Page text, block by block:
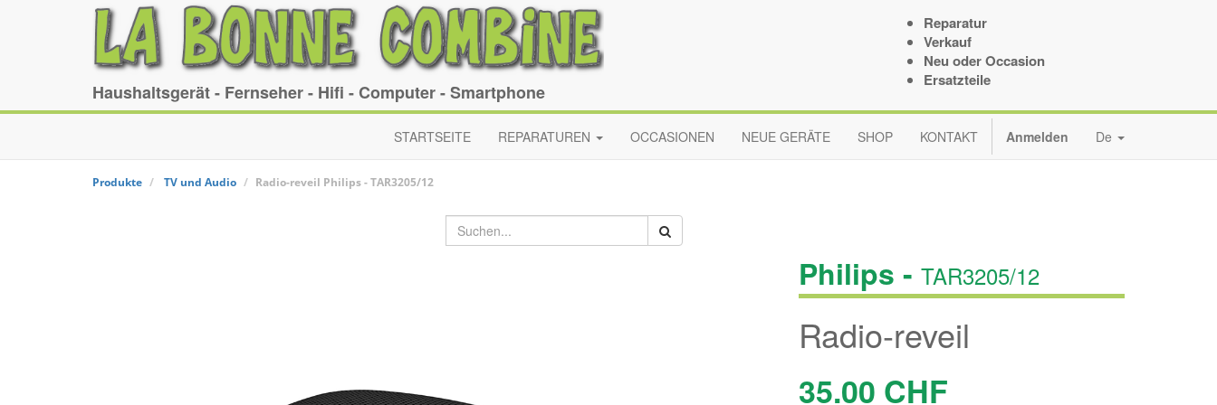
Haushaltsgerät - Fernseher - Hifi - Computer - Smartphone
Reparatur
Verkauf
Neu oder Occasion
Ersatzteile
STARTSEITE REPARATUREN OCCASIONEN NEUE GERÄTE SHOP KONTAKT Anmelden De
Produkte TV und Audio Radio-reveil Philips-TAR3205/12
Philips - TAR3205/12
Radio-reveil
35.00 CHF